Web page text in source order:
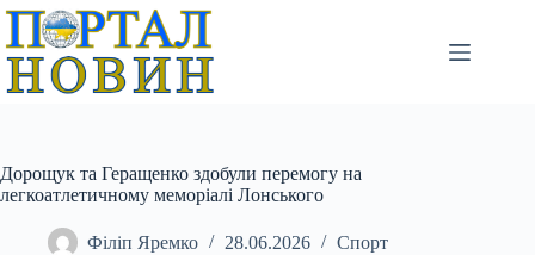
Перейти
вмісту
Дорощук та Геращенко здобули перемогу на
легкоатлетичному меморіалі Лонського
Філіп Яремко 28.06.2026 Спорт